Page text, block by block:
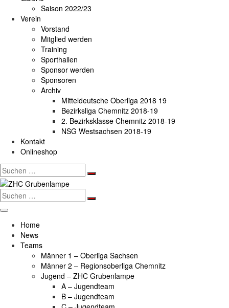
Saison 2022/23
Verein
Vorstand
Mitglied werden
Training
Sporthallen
Sponsor werden
Sponsoren
Archiv
Mitteldeutsche Oberliga 2018 19
Bezirksliga Chemnitz 2018-19
2. Bezirksklasse Chemnitz 2018-19
NSG Westsachsen 2018-19
Kontakt
Onlineshop
Search
for:
Search
for:
Home
News
Teams
Männer 1 – Oberliga Sachsen
Männer 2 – Regionsoberliga Chemnitz
Jugend – ZHC Grubenlampe
A – Jugendteam
B – Jugendteam